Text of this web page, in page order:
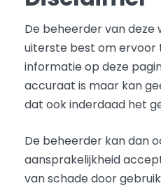
De beheerder van deze
uiterste best om ervoor
informatie op deze
accuraat is maar kan
dat ook inderdaad het
De beheerder kan dan
aansprakelijkheid
van schade door